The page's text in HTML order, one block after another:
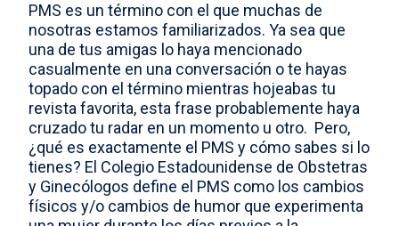
PMS es un término con el que muchas de
nosotras estamos familiarizados. Ya sea que
una de tus amigas lo haya mencionado
casualmente en una conversación o te hayas
topado con el término mientras hojeabas tu
revista favorita, esta frase probablemente haya
cruzado tu radar en un momento u otro. Pero,
¿qué es exactamente el PMS y cómo sabes si lo
tienes? El Colegio Estadounidense de Obstetras
y Ginecólogos define el PMS como los cambios
físicos y/o cambios de humor que experimenta